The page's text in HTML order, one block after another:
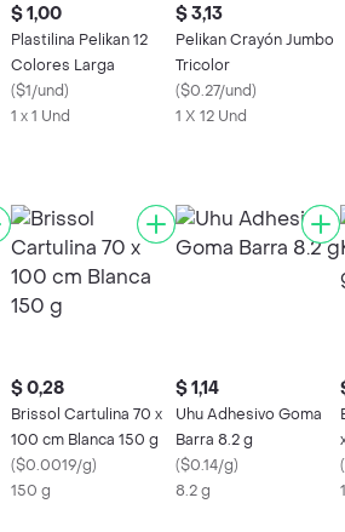
$ 1,00
Plastilina Pelikan 12
Colores Larga
($1/und)
1 x 1 Und
$ 3,13
Pelikan Crayón Jumbo
Tricolor
($0.27/und)
1 X 12 Und
$ 0,28
Brissol Cartulina 70 x
100 cm Blanca 150 g
($0.0019/g)
150 g
$ 1,14
Uhu Adhesivo Goma
Barra 8.2 g
($0.14/g)
8.2 g
(